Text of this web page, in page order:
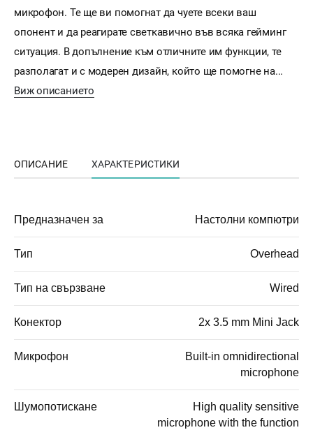
микрофон. Те ще ви помогнат да чуете всеки ваш
опонент и да реагирате светкавично във всяка гейминг
ситуация. В допълнение към отличните им функции, те
разполагат и с модерен дизайн, който ще помогне на...
Виж описанието
ОПИСАНИЕ ХАРАКТЕРИСТИКИ
Предназначен за Настолни компютри
Тип Overhead
Тип на свързване Wired
Конектор 2x 3.5 mm Mini Jack
Микрофон
Built-in omnidirectional
microphone
Шумопотискане
High quality sensitive
microphone with the function